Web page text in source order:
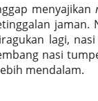
menyajikan
lagi,
nasi
mendalam.